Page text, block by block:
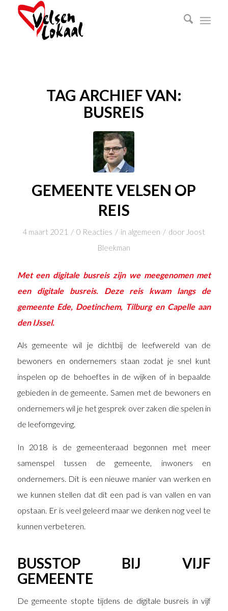
TAG ARCHIEF VAN:
BUSREIS
GEMEENTE VELSEN OP
REIS
4 maart 2021 / 0 Reacties / in algemeen / door Joost
Bleekman
Met een digitale busreis zijn we meegenomen met
een digitale busreis. Deze reis kwam langs de
gemeente Ede, Doetinchem, Tilburg en Capelle aan
den IJssel.
Als gemeente wil je dichtbij de leefwereld van de
bewoners en ondernemers staan zodat je snel kunt
inspelen op de behoeftes in de wijken of in bepaalde
gebieden in de gemeente. Samen met de bewoners en
ondernemers wil je het gesprek over zaken die spelen in
de leefomgeving.
In 2018 is de gemeenteraad begonnen met meer
samenspel tussen de gemeente, inwoners en
ondernemers. Dit is een nieuwe manier van werken en
we kunnen stellen dat dit een pad is van vallen en van
opstaan. Er is veel geleerd maar we denken nog veel te
kunnen verbeteren.
BUSSTOP BIJ VIJF
GEMEENTE
De gemeente stopte tijdens de digitale busreis in vijf